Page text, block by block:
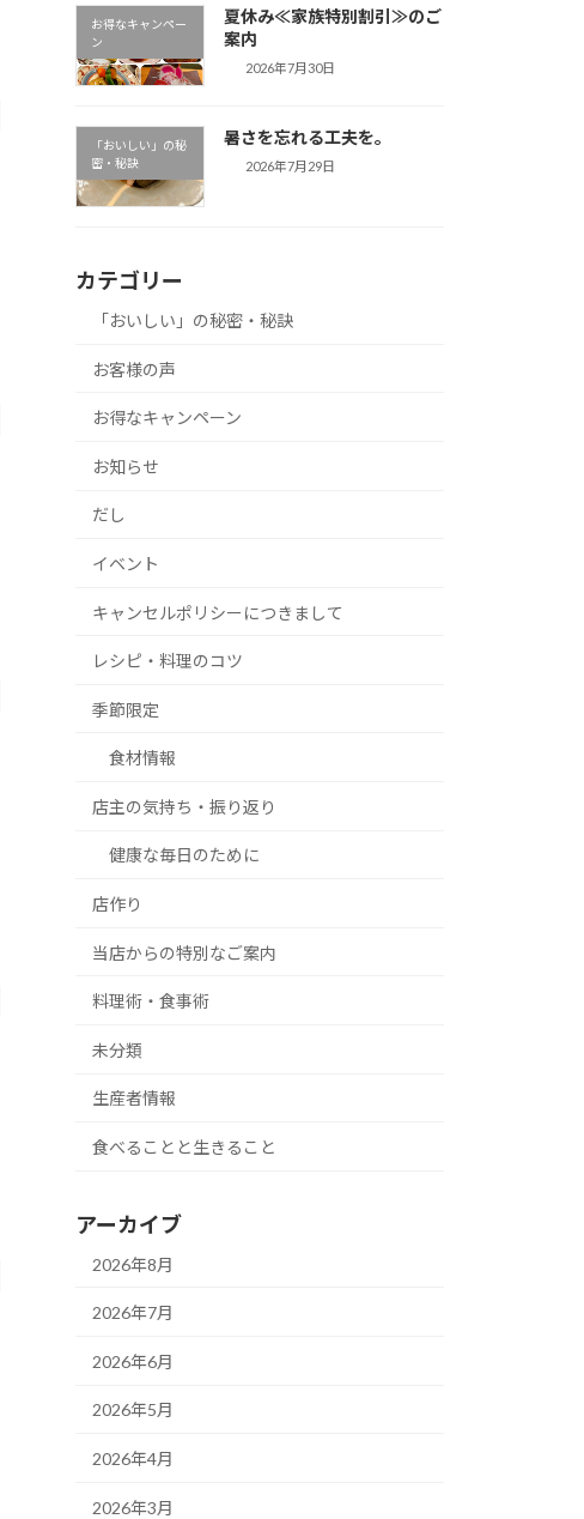
お得なキャンペー
ン
夏休み≪家族特別割引≫のご
案内
2026年7月30日
「おいしい」の秘
密・秘訣
暑さを忘れる工夫を。
2026年7月29日
カテゴリー
「おいしい」の秘密・秘訣
お客様の声
お得なキャンペーン
お知らせ
だし
イベント
キャンセルポリシーにつきまして
レシピ・料理のコツ
季節限定
食材情報
店主の気持ち・振り返り
健康な毎日のために
店作り
当店からの特別なご案内
料理術・食事術
未分類
生産者情報
食べることと生きること
アーカイブ
2026年8月
2026年7月
2026年6月
2026年5月
2026年4月
2026年3月